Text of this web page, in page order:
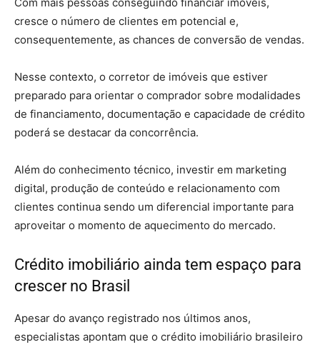
cresce o número de clientes em potencial e,
consequentemente, as chances de conversão de vendas.
Nesse contexto, o corretor de imóveis que estiver
preparado para orientar o comprador sobre modalidades
de financiamento, documentação e capacidade de crédito
poderá se destacar da concorrência.
Além do conhecimento técnico, investir em marketing
digital, produção de conteúdo e relacionamento com
clientes continua sendo um diferencial importante para
aproveitar o momento de aquecimento do mercado.
Crédito imobiliário ainda tem espaço para
crescer no Brasil
Apesar do avanço registrado nos últimos anos,
especialistas apontam que o crédito imobiliário brasileiro